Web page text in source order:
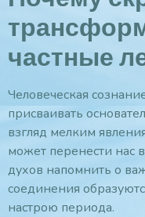
частные
Человеческая
присваивать
взгляд мелким
может перенести нас
духов напомнить о
соединения
настрою периода.